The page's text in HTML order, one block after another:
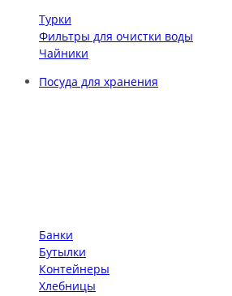
Турки
Фильтры для очистки воды
Чайники
Посуда для хранения
Банки
Бутылки
Контейнеры
Хлебницы